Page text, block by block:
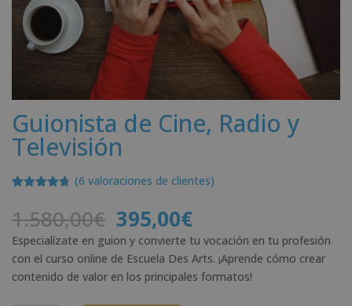
Guionista de Cine, Radio y
Televisión
de 5 en
valoracione
clientes
(6 valoraciones de clientes)
1.580,00€ El
precio
original
era:
1.580,00€.
395,00€El
precio
actual
es:
395,00€.
Especialízate en guion y convierte tu vocación en tu profesión
con el curso online de Escuela Des Arts. ¡Aprende cómo crear
contenido de valor en los principales formatos!